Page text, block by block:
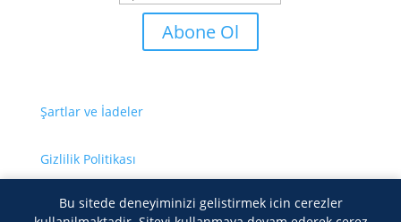
Abone Ol
Şartlar ve İadeler
Gizlilik Politikası
Site Haritası
Bu sitede deneyiminizi gelistirmek icin cerezler